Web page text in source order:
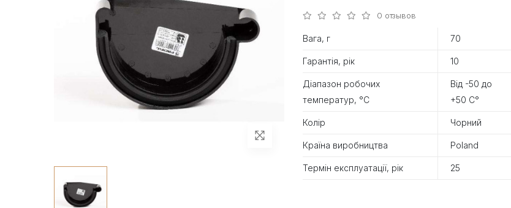
0 отзывов
Вага, г 70
Гарантія, рік 10
Діапазон робочих
температур, °С
Від -50 до
+50 С°
Колір Чорний
Країна виробництва Poland
Термін експлуатації, рік 25